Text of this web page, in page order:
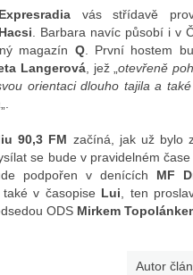
Expresradia vás střídavě
. Barbara navíc působí i v
magazín Q. První hostem
Langerová, jež „otevřeně
orientaci dlouho tajila a
90,3 FM začíná, jak už bylo
se bude v pravidelném
podpořen v denících MF
také v časopise Lui , ten
ODS Mirkem
Autor